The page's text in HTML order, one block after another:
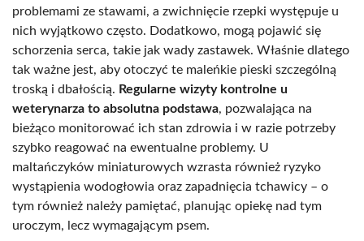
problemami ze stawami, a zwichnięcie rzepki występuje u
nich wyjątkowo często. Dodatkowo, mogą pojawić się
schorzenia serca, takie jak wady zastawek. Właśnie dlatego
tak ważne jest, aby otoczyć te maleńkie pieski szczególną
troską i dbałością. Regularne wizyty kontrolne u
weterynarza to absolutna podstawa, pozwalająca na
bieżąco monitorować ich stan zdrowia i w razie potrzeby
szybko reagować na ewentualne problemy. U
maltańczyków miniaturowych wzrasta również ryzyko
wystąpienia wodogłowia oraz zapadnięcia tchawicy – o
tym również należy pamiętać, planując opiekę nad tym
uroczym, lecz wymagającym psem.